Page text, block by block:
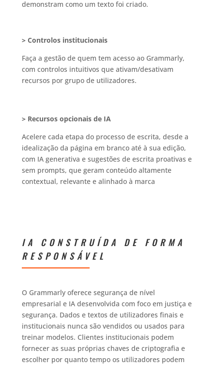
demonstram como um texto foi criado.
> Controlos institucionais
Faça a gestão de quem tem acesso ao Grammarly,
com controlos intuitivos que ativam/desativam
recursos por grupo de utilizadores.
> Recursos opcionais de IA
Acelere cada etapa do processo de escrita, desde a
idealização da página em branco até à sua edição,
com IA generativa e sugestões de escrita proativas e
sem prompts, que geram conteúdo altamente
contextual, relevante e alinhado à marca
IA CONSTRUÍDA DE FORMA
RESPONSÁVEL
O Grammarly oferece segurança de nível
empresarial e IA desenvolvida com foco em justiça e
segurança. Dados e textos de utilizadores finais e
institucionais nunca são vendidos ou usados ​​para
treinar modelos. Clientes institucionais podem
fornecer as suas próprias chaves de criptografia e
escolher por quanto tempo os utilizadores podem